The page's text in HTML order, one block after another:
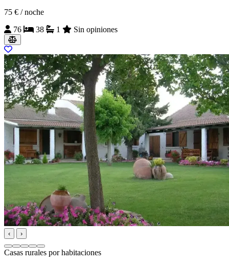
75 € / noche
76
38 1 Sin opiniones
‹ ›
Casas rurales por habitaciones